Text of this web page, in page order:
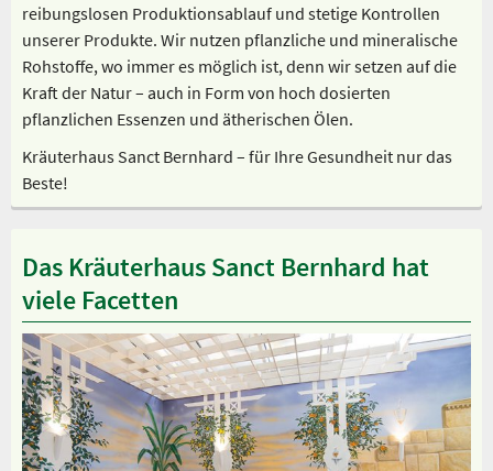
reibungslosen Produktionsablauf und stetige Kontrollen
unserer Produkte. Wir nutzen pflanzliche und mineralische
Rohstoffe, wo immer es möglich ist, denn wir setzen auf die
Kraft der Natur – auch in Form von hoch dosierten
pflanzlichen Essenzen und ätherischen Ölen.
Kräuterhaus Sanct Bernhard – für Ihre Gesundheit nur das
Beste!
Das Kräuterhaus Sanct Bernhard hat
viele Facetten